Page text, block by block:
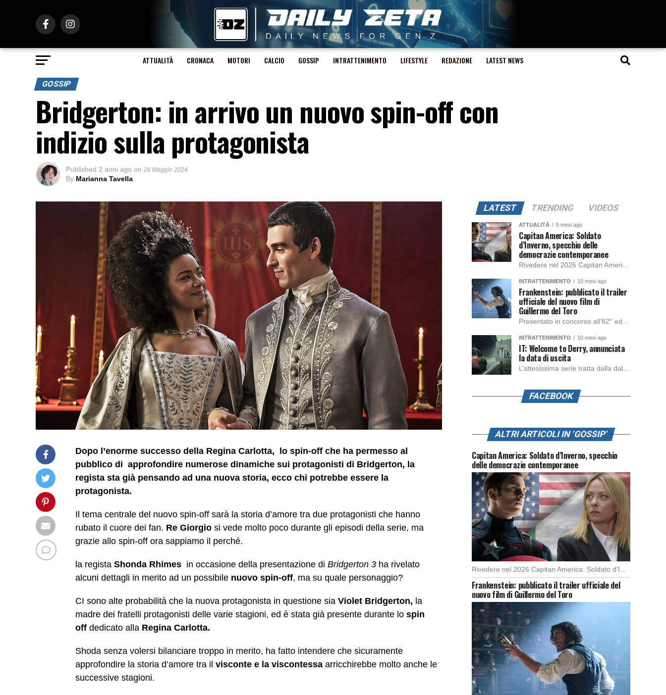
ATTUALITÀ CRONACA MOTORI CALCIO GOSSIP INTRATTENIMENTO LIFESTYLE REDAZIONE LATEST NEWS
GOSSIP
Bridgerton: in arrivo un nuovo spin-off con
indizio sulla protagonista
Published 2 anni ago on 28 Maggio 2024
By Marianna Tavella
Dopo l’enorme successo della Regina Carlotta, lo spin-off che ha permesso al
pubblico di approfondire numerose dinamiche sui protagonisti di Bridgerton, la
regista sta già pensando ad una nuova storia, ecco chi potrebbe essere la
protagonista.
Il tema centrale del nuovo spin-off sarà la storia d’amore tra due protagonisti che hanno
rubato il cuore dei fan. Re Giorgio si vede molto poco durante gli episodi della serie, ma
grazie allo spin-off ora sappiamo il perché.
la regista Shonda Rhimes in occasione della presentazione di Bridgerton 3 ha rivelato
alcuni dettagli in merito ad un possibile nuovo spin-off, ma su quale personaggio?
CI sono alte probabilità che la nuova protagonista in questione sia Violet Bridgerton, la
madre dei fratelli protagonisti delle varie stagioni, ed è stata già presente durante lo spin
off dedicato alla Regina Carlotta.
Shoda senza volersi bilanciare troppo in merito, ha fatto intendere che sicuramente
approfondire la storia d’amore tra il visconte e la viscontessa arricchirebbe molto anche le
successive stagioni.
LATEST TRENDING VIDEOS
ATTUALITÀ 5 mesi ago
Capitan America: Soldato
d’Inverno, specchio delle
democrazie contemporanee
INTRATTENIMENTO 10 mesi ago
Frankenstein: pubblicato il trailer
ufficiale del nuovo film di
Guillermo del Toro
INTRATTENIMENTO 10 mesi ago
IT: Welcome to Derry, annunciata
la data di uscita
FACEBOOK
ALTRI ARTICOLI IN ‘GOSSIP’
Capitan America: Soldato d’Inverno, specchio
delle democrazie contemporanee
Frankenstein: pubblicato il trailer ufficiale del
nuovo film di Guillermo del Toro